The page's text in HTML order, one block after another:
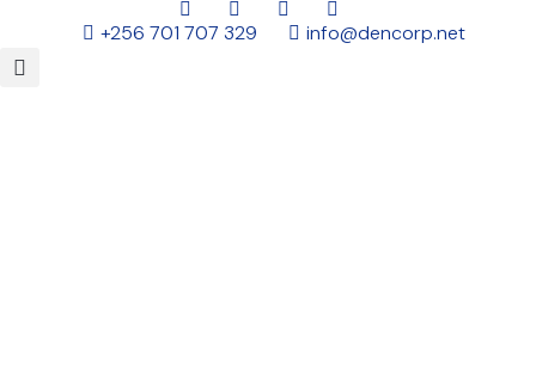
+256 701 707 329 info@dencorp.net